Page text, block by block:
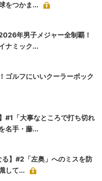
をつかま...
年男子メジャー全制覇！
ナミック...
ゴルフにいいクーラーボック
#1「大事なところで打ち切れ
名手・藤...
る】#2「左奥」へのミスを防
して...